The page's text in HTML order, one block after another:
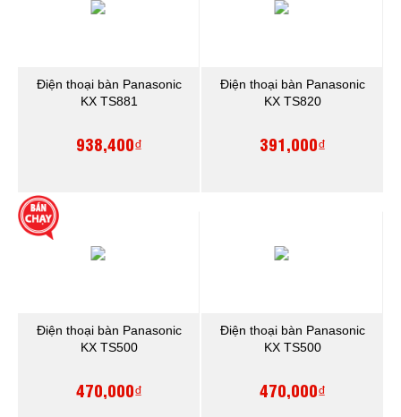
Điện thoại bàn Panasonic
KX TS881
938,400₫
Điện thoại bàn Panasonic
KX TS820
391,000₫
Điện thoại bàn Panasonic
KX TS500
470,000₫
Điện thoại bàn Panasonic
KX TS500
470,000₫